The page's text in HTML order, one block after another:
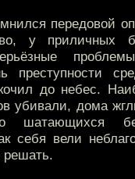
передовой
у приличных
преступности
до небес.
убивали, дома
шатающихся
себя вели
решать.